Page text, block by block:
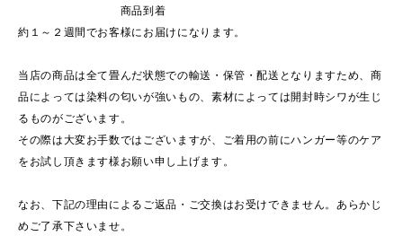
商品到着
約１～２週間でお客様にお届けになります。
当店の商品は全て畳んだ状態での輸送・保管・配送となりますため、商
品によっては染料の匂いが強いもの、素材によっては開封時シワが生じ
るものがございます。
その際は大変お手数ではございますが、ご着用の前にハンガー等のケア
をお試し頂きます様お願い申し上げます。
なお、下記の理由によるご返品・ご交換はお受けできません。あらかじ
めご了承下さいませ。